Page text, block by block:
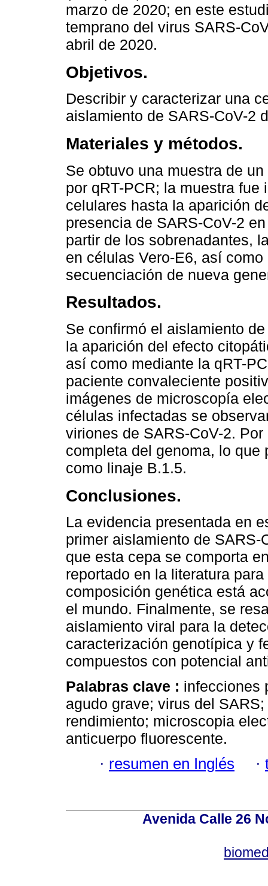
marzo de 2020; en este
temprano del virus SARS-
abril de 2020.
Objetivos.
Describir y caracterizar una
aislamiento de SARS-CoV-2
Materiales y métodos.
Se obtuvo una muestra de
por qRT-PCR; la muestra
celulares hasta la aparición
presencia de SARS-CoV-2
partir de los sobrenadantes,
en células Vero-E6, así
secuenciación de nueva
Resultados.
Se confirmó el aislamiento
la aparición del efecto
así como mediante la qRT-
paciente convaleciente
imágenes de microscopía
células infectadas se
viriones de SARS-CoV-2.
completa del genoma, lo
como linaje B.1.5.
Conclusiones.
La evidencia presentada en
primer aislamiento de
que esta cepa se comporta
reportado en la literatura
composición genética está
el mundo. Finalmente, se
aislamiento viral para la
caracterización genotípica y
compuestos con potencial
Palabras clave : infecciones
agudo grave; virus del
rendimiento; microscopia
anticuerpo fluorescente.
· resumen en Inglés ·
Avenida Calle 26